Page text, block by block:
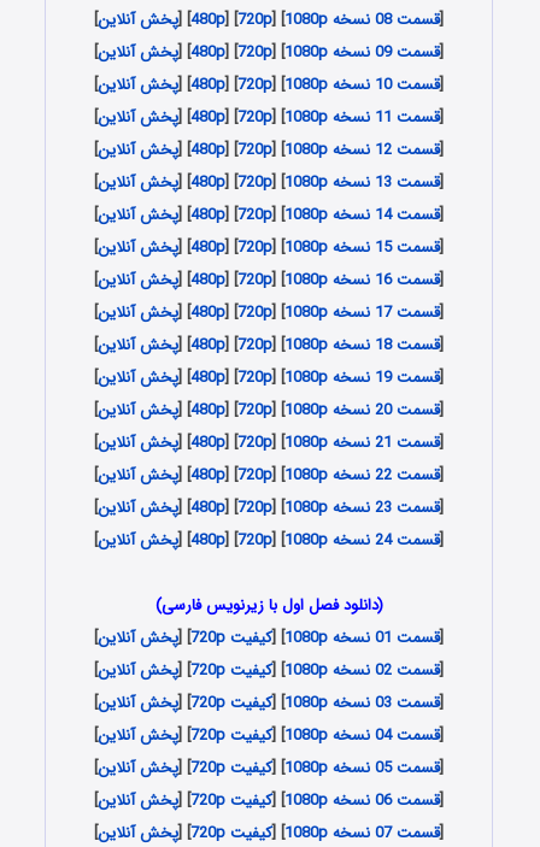
[قسمت 08 نسخه 1080p ] [
720p
] [
480p
] [پخش آنلاین]
[قسمت 09 نسخه 1080p ] [
720p
] [
480p
] [پخش آنلاین]
[قسمت 10 نسخه 1080p ] [
720p
] [
480p
] [پخش آنلاین]
[قسمت 11 نسخه 1080p ] [
720p
] [
480p
] [پخش آنلاین]
[قسمت 12 نسخه 1080p ] [
720p
] [
480p
] [پخش آنلاین]
[قسمت 13 نسخه 1080p ] [
720p
] [
480p
] [پخش آنلاین]
[قسمت 14 نسخه 1080p ] [
720p
] [
480p
] [پخش آنلاین]
[قسمت 15 نسخه 1080p ] [
720p
] [
480p
] [پخش آنلاین]
[قسمت 16 نسخه 1080p ] [
720p
] [
480p
] [پخش آنلاین]
[قسمت 17 نسخه 1080p ] [
720p
] [
480p
] [پخش آنلاین]
[قسمت 18 نسخه 1080p ] [
720p
] [
480p
] [پخش آنلاین]
[قسمت 19 نسخه 1080p ] [
720p
] [
480p
] [پخش آنلاین]
[قسمت 20 نسخه 1080p ] [
720p
] [
480p
] [پخش آنلاین]
[قسمت 21 نسخه 1080p ] [
720p
] [
480p
] [پخش آنلاین]
[قسمت 22 نسخه 1080p ] [
720p
] [
480p
] [پخش آنلاین]
[قسمت 23 نسخه 1080p ] [
720p
] [
480p
] [پخش آنلاین]
[قسمت 24 نسخه 1080p ] [
720p
] [
480p
] [پخش آنلاین]
(دانلود فصل اول با زیرنویس فارسی)
[قسمت 01 نسخه 1080p ] [کیفیت 720p ] [پخش آنلاین]
[قسمت 02 نسخه 1080p ] [کیفیت 720p ] [پخش آنلاین]
[قسمت 03 نسخه 1080p ] [کیفیت 720p ] [پخش آنلاین]
[قسمت 04 نسخه 1080p ] [کیفیت 720p ] [پخش آنلاین]
[قسمت 05 نسخه 1080p ] [کیفیت 720p ] [پخش آنلاین]
[قسمت 06 نسخه 1080p ] [کیفیت 720p ] [پخش آنلاین]
[قسمت 07 نسخه 1080p ] [کیفیت 720p ] [پخش آنلاین]